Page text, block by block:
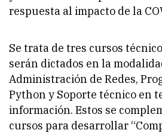
respuesta al impacto de la
Se trata de tres cursos
serán dictados en la
Administración de Redes,
Python y Soporte técnico en
información. Estos se
cursos para desarrollar